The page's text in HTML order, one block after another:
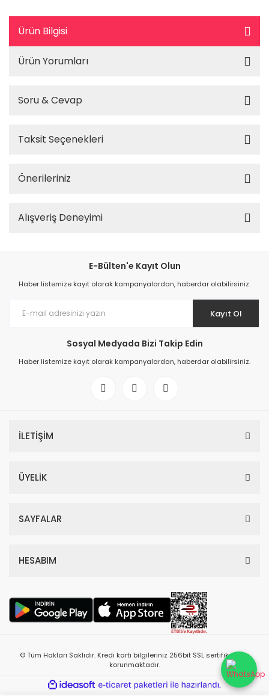
Ürün Bilgisi
Ürün Yorumları
Soru & Cevap
Taksit Seçenekleri
Önerileriniz
Alışveriş Deneyimi
E-Bülten'e Kayıt Olun
Haber listemize kayıt olarak kampanyalardan, haberdar olabilirsiniz.
Kayıt Ol
Sosyal Medyada Bizi Takip Edin
Haber listemize kayıt olarak kampanyalardan, haberdar olabilirsiniz.
İLETİŞİM
ÜYELİK
SAYFALAR
HESABIM
© Tüm Hakları Saklıdır. Kredi kartı bilgileriniz 256bit SSL sertifikası ile
korunmaktadır.
ideasoft
e-
ile
hazırlandı.